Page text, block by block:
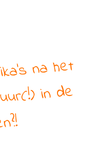
na het
in de